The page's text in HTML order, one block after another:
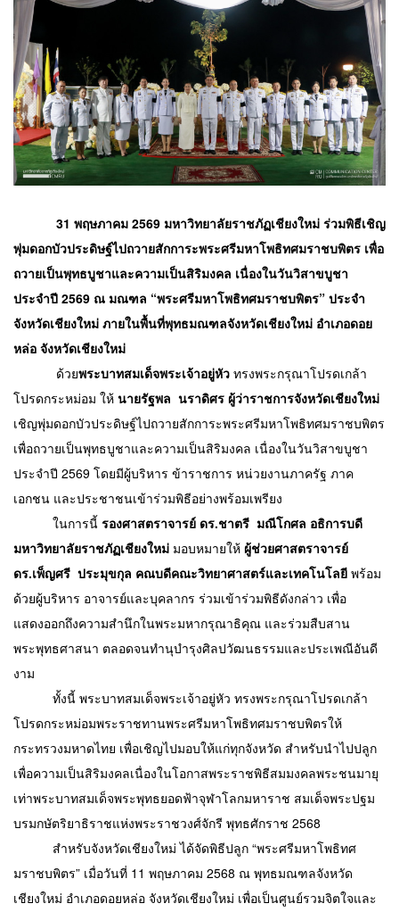
พุ่มดอกบัวประดิษฐ์ไปถวายสักการะพระศรีมหาโพธิทศมราชบพิตร เพื่อ
ถวายเป็นพุทธบูชาและความเป็นสิริมงคล เนื่องในวันวิสาขบูชา
ประจำปี 2569 ณ มณฑล “พระศรีมหาโพธิทศมราชบพิตร” ประจำ
จังหวัดเชียงใหม่ ภายในพื้นที่พุทธมณฑลจังหวัดเชียงใหม่ อำเภอดอย
หล่อ จังหวัดเชียงใหม่
            ด้วย
พระบาทสมเด็จพระเจ้าอยู่หัว ทรงพระกรุณาโปรดเกล้า
โปรดกระหม่อม ให้ นายรัฐพล  นราดิศร ผู้ว่าราชการจังหวัดเชียงใหม่
เชิญพุ่มดอกบัวประดิษฐ์ไปถวายสักการะพระศรีมหาโพธิทศมราชบพิตร
เพื่อถวายเป็นพุทธบูชาและความเป็นสิริมงคล เนื่องในวันวิสาขบูชา
ประจำปี 2569 โดยมีผู้บริหาร ข้าราชการ หน่วยงานภาครัฐ ภาค
เอกชน และประชาชนเข้าร่วมพิธีอย่างพร้อมเพรียง
           ในการนี้
รองศาสตราจารย์ ดร.ชาตรี  มณีโกศล อธิการบดี
มหาวิทยาลัยราชภัฏเชียงใหม่ มอบหมายให้ ผู้ช่วยศาสตราจารย์
ดร.เพ็ญศรี  ประมุขกุล คณบดีคณะวิทยาศาสตร์และเทคโนโลยี พร้อม
ด้วยผู้บริหาร อาจารย์และบุคลากร ร่วมเข้าร่วมพิธีดังกล่าว เพื่อ
แสดงออกถึงความสำนึกในพระมหากรุณาธิคุณ และร่วมสืบสาน
พระพุทธศาสนา ตลอดจนทำนุบำรุงศิลปวัฒนธรรมและประเพณีอันดี
งาม
โปรดกระหม่อมพระราชทานพระศรีมหาโพธิทศมราชบพิตรให้
กระทรวงมหาดไทย เพื่อเชิญไปมอบให้แก่ทุกจังหวัด สำหรับนำไปปลูก
เพื่อความเป็นสิริมงคลเนื่องในโอกาสพระราชพิธีสมมงคลพระชนมายุ
เท่าพระบาทสมเด็จพระพุทธยอดฟ้าจุฬาโลกมหาราช สมเด็จพระปฐม
บรมกษัตริยาธิราชแห่งพระราชวงศ์จักรี พุทธศักราช 2568
มราชบพิตร” เมื่อวันที่ 11 พฤษภาคม 2568 ณ พุทธมณฑลจังหวัด
เชียงใหม่ อำเภอดอยหล่อ จังหวัดเชียงใหม่ เพื่อเป็นศูนย์รวมจิตใจและ